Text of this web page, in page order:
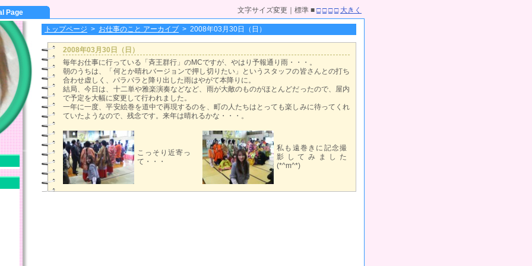
Page 文字サイズ変更｜標準 ■ □ □ □ □ 大きく
トップページ > お仕事のこと アーカイブ > 2008年03月30日（日）
2008年03月30日（日）
毎年お仕事に行っている「斉王群行」のMCですが、やはり予報通り雨・・・。
朝のうちは、「何とか晴れバージョンで押し切りたい」というスタッフの皆さんとの打ち
合わせ虚しく、パラパラと降り出した雨はやがて本降りに。
結局、今日は、十二単や雅楽演奏などなど、雨が大敵のものがほとんどだったので、屋内
で予定を大幅に変更して行われました。
一年に一度、平安絵巻を道中で再現するのを、町の人たちはとっても楽しみに待ってくれ
ていたようなので、残念です。来年は晴れるかな・・・。
こっそり近寄っ
て・・・
私も遠巻きに記念撮
影してみました
(*^m^*)